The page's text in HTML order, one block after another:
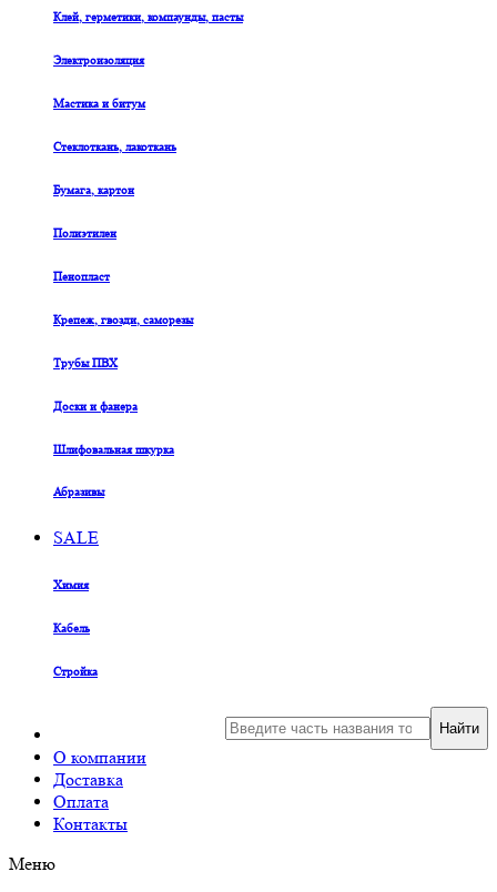
Клей, герметики, компаунды, пасты
Электроизоляция
Мастика и битум
Стеклоткань, лакоткань
Бумага, картон
Полиэтилен
Пенопласт
Крепеж, гвозди, саморезы
Трубы ПВХ
Доски и фанера
Шлифовальная шкурка
Абразивы
SALE
Химия
Кабель
Стройка
О компании
Доставка
Оплата
Контакты
Найти
Меню